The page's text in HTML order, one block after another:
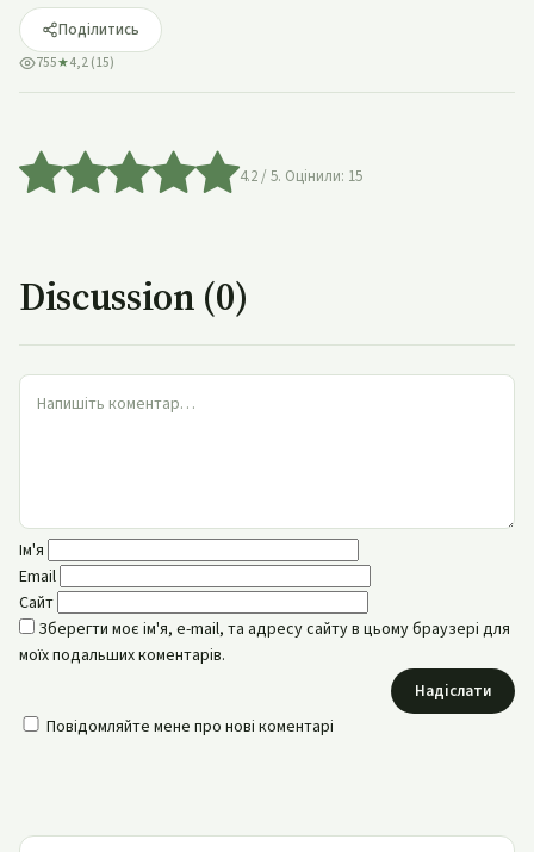
Поділитись
755★4,2 (15)
4.2/ 5. Оцінили: 15
Discussion (0)
Ім'я
Email
Сайт
Зберегти моє ім'я, e-mail, та адресу сайту в цьому браузері для
моїх подальших коментарів.
Надіслати
Повідомляйте мене про нові коментарі